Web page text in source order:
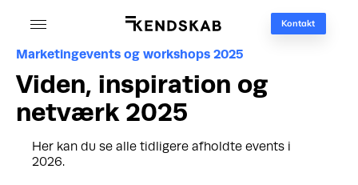
Kontakt
Marketingevents og workshops 2025
Viden, inspiration og
netværk 2025
Her kan du se alle tidligere afholdte events i
2026.